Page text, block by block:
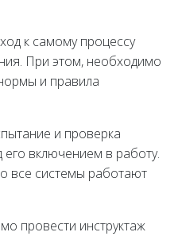
к самому процессу
При этом, необходимо
и правила
и проверка
включением в работу.
все системы работают
провести инструктаж